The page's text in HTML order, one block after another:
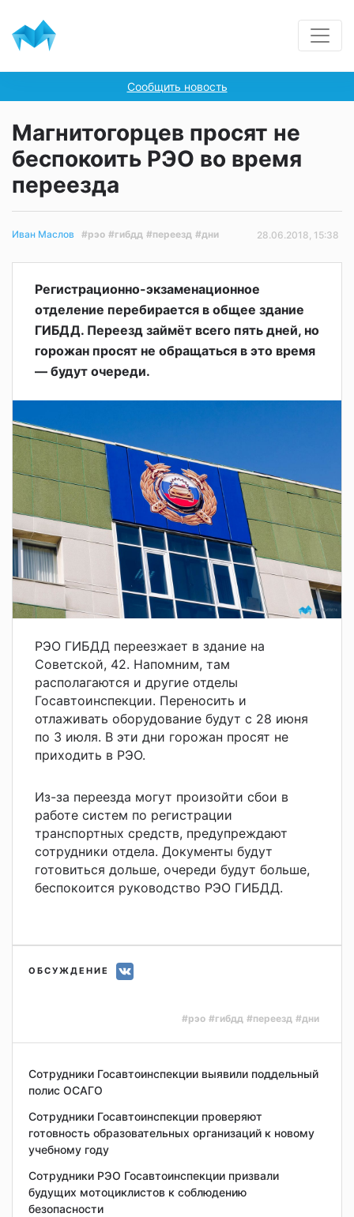
Сообщить новость
Магнитогорцев просят не
беспокоить РЭО во время
переезда
Иван Маслов #рэо #гибдд #переезд #дни 28.06.2018, 15:38
Регистрационно-экзаменационное
отделение перебирается в общее здание
ГИБДД. Переезд займёт всего пять дней, но
горожан просят не обращаться в это время
— будут очереди.
РЭО ГИБДД переезжает в здание на
Советской, 42. Напомним, там
располагаются и другие отделы
Госавтоинспекции. Переносить и
отлаживать оборудование будут с 28 июня
по 3 июля. В эти дни горожан просят не
приходить в РЭО.
Из-за переезда могут произойти сбои в
работе систем по регистрации
транспортных средств, предупреждают
сотрудники отдела. Документы будут
готовиться дольше, очереди будут больше,
беспокоится руководство РЭО ГИБДД.
ОБСУЖДЕНИЕ
#рэо #гибдд #переезд #дни
Сотрудники Госавтоинспекции выявили поддельный
полис ОСАГО
Сотрудники Госавтоинспекции проверяют
готовность образовательных организаций к новому
учебному году
Сотрудники РЭО Госавтоинспекции призвали
будущих мотоциклистов к соблюдению
безопасности